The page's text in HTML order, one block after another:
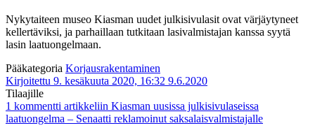
Nykytaiteen museo Kiasman uudet julkisivulasit ovat värjäytyneet
kellertäviksi, ja parhaillaan tutkitaan lasivalmistajan kanssa syytä
lasin laatuongelmaan.
Pääkategoria Korjausrakentaminen
Kirjoitettu 9. kesäkuuta 2020, 16:32 9.6.2020
Tilaajille
1 kommentti artikkeliin Kiasman uusissa julkisivulaseissa
laatuongelma – Senaatti reklamoinut saksalaisvalmistajalle